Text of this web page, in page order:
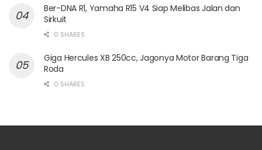
Ber-DNA R1, Yamaha R15 V4 Siap Melibas Jalan dan
Sirkuit
0 SHARES
Giga Hercules XB 250cc, Jagonya Motor Barang Tiga
Roda
0 SHARES